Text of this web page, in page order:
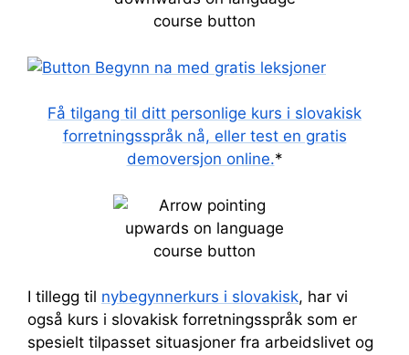
Få tilgang til ditt personlige kurs i slovakisk
forretningsspråk nå, eller test en gratis
demoversjon online.*
I tillegg til nybegynnerkurs i slovakisk, har vi
også kurs i slovakisk forretningsspråk som er
spesielt tilpasset situasjoner fra arbeidslivet og